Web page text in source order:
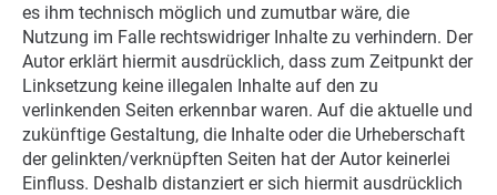
es ihm technisch möglich und zumutbar wäre, die
Nutzung im Falle rechtswidriger Inhalte zu verhindern. Der
Autor erklärt hiermit ausdrücklich, dass zum Zeitpunkt der
Linksetzung keine illegalen Inhalte auf den zu
verlinkenden Seiten erkennbar waren. Auf die aktuelle und
zukünftige Gestaltung, die Inhalte oder die Urheberschaft
der gelinkten/verknüpften Seiten hat der Autor keinerlei
Einfluss. Deshalb distanziert er sich hiermit ausdrücklich